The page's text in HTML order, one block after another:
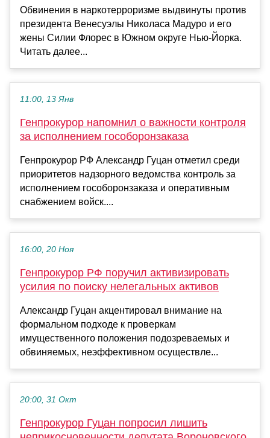
Обвинения в наркотерроризме выдвинуты против
президента Венесуэлы Николаса Мадуро и его
жены Силии Флорес в Южном округе Нью-Йорка.
Читать далее...
11:00, 13 Янв
Генпрокурор напомнил о важности контроля
за исполнением гособоронзаказа
Генпрокурор РФ Александр Гуцан отметил среди
приоритетов надзорного ведомства контроль за
исполнением гособоронзаказа и оперативным
снабжением войск....
16:00, 20 Ноя
Генпрокурор РФ поручил активизировать
усилия по поиску нелегальных активов
Александр Гуцан акцентировал внимание на
формальном подходе к проверкам
имущественного положения подозреваемых и
обвиняемых, неэффективном осуществле...
20:00, 31 Окт
Генпрокурор Гуцан попросил лишить